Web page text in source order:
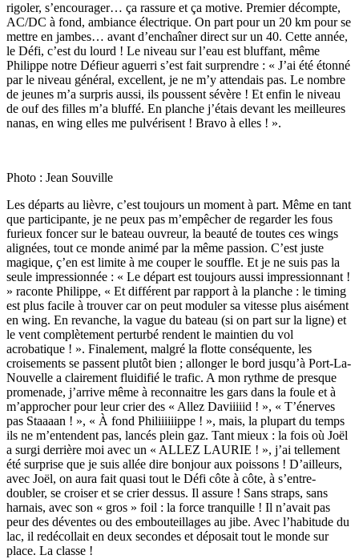
rigoler, s’encourager… ça rassure et ça motive. Premier décompte,
AC/DC à fond, ambiance électrique. On part pour un 20 km pour se
mettre en jambes… avant d’enchaîner direct sur un 40. Cette année,
le Défi, c’est du lourd ! Le niveau sur l’eau est bluffant, même
Philippe notre Défieur aguerri s’est fait surprendre : « J’ai été étonné
par le niveau général, excellent, je ne m’y attendais pas. Le nombre
de jeunes m’a surpris aussi, ils poussent sévère ! Et enfin le niveau
de ouf des filles m’a bluffé. En planche j’étais devant les meilleures
nanas, en wing elles me pulvérisent ! Bravo à elles ! ».
Photo : Jean Souville
Les départs au lièvre, c’est toujours un moment à part. Même en tant
que participante, je ne peux pas m’empêcher de regarder les fous
furieux foncer sur le bateau ouvreur, la beauté de toutes ces wings
alignées, tout ce monde animé par la même passion. C’est juste
magique, ç’en est limite à me couper le souffle. Et je ne suis pas la
seule impressionnée : « Le départ est toujours aussi impressionnant !
» raconte Philippe, « Et différent par rapport à la planche : le timing
est plus facile à trouver car on peut moduler sa vitesse plus aisément
en wing. En revanche, la vague du bateau (si on part sur la ligne) et
le vent complètement perturbé rendent le maintien du vol
acrobatique ! ». Finalement, malgré la flotte conséquente, les
croisements se passent plutôt bien ; allonger le bord jusqu’à Port-La-
Nouvelle a clairement fluidifié le trafic. A mon rythme de presque
promenade, j’arrive même à reconnaitre les gars dans la foule et à
m’approcher pour leur crier des « Allez Daviiiiid ! », « T’énerves
pas Staaaan ! », « À fond Philiiiiiippe ! », mais, la plupart du temps
ils ne m’entendent pas, lancés plein gaz. Tant mieux : la fois où Joël
a surgi derrière moi avec un « ALLEZ LAURIE ! », j’ai tellement
été surprise que je suis allée dire bonjour aux poissons ! D’ailleurs,
avec Joël, on aura fait quasi tout le Défi côte à côte, à s’entre-
doubler, se croiser et se crier dessus. Il assure ! Sans straps, sans
harnais, avec son « gros » foil : la force tranquille ! Il n’avait pas
peur des déventes ou des embouteillages au jibe. Avec l’habitude du
lac, il redécollait en deux secondes et déposait tout le monde sur
place. La classe !